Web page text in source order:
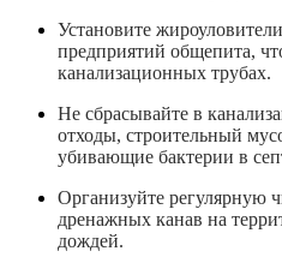
Установите
предприятий общепита,
канализационных трубах.
Не сбрасывайте в
отходы, строительный
убивающие бактерии в
Организуйте регулярную
дренажных канав на
дождей.